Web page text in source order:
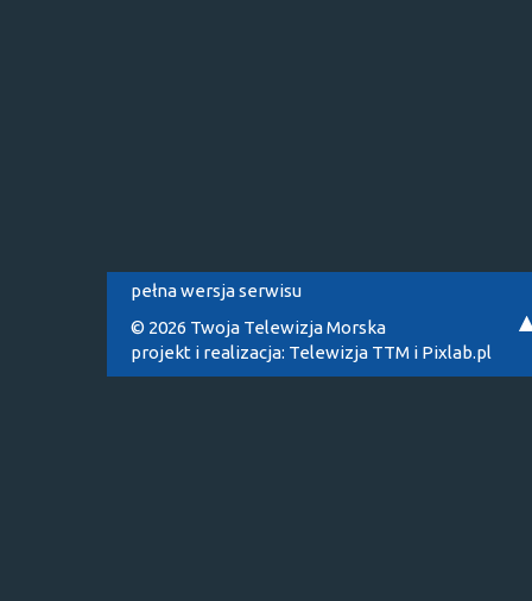
pełna wersja serwisu
© 2026 Twoja Telewizja Morska
projekt i realizacja: Telewizja TTM i Pixlab.pl